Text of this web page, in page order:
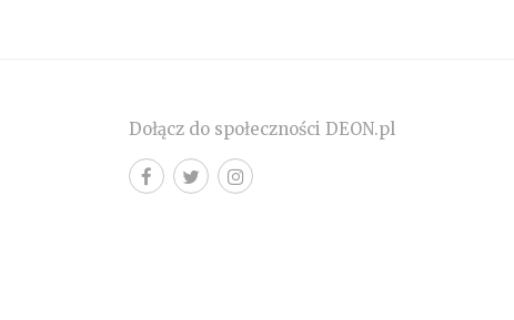
Dołącz do społeczności DEON.pl